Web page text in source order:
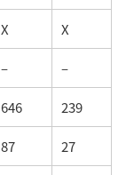
X X
– –
646 239
87 27